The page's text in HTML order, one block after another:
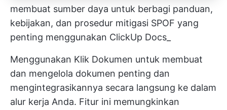
membuat sumber daya untuk berbagi panduan,
kebijakan, dan prosedur mitigasi SPOF yang
penting menggunakan ClickUp Docs_
Menggunakan Klik Dokumen untuk membuat
dan mengelola dokumen penting dan
mengintegrasikannya secara langsung ke dalam
alur kerja Anda. Fitur ini memungkinkan